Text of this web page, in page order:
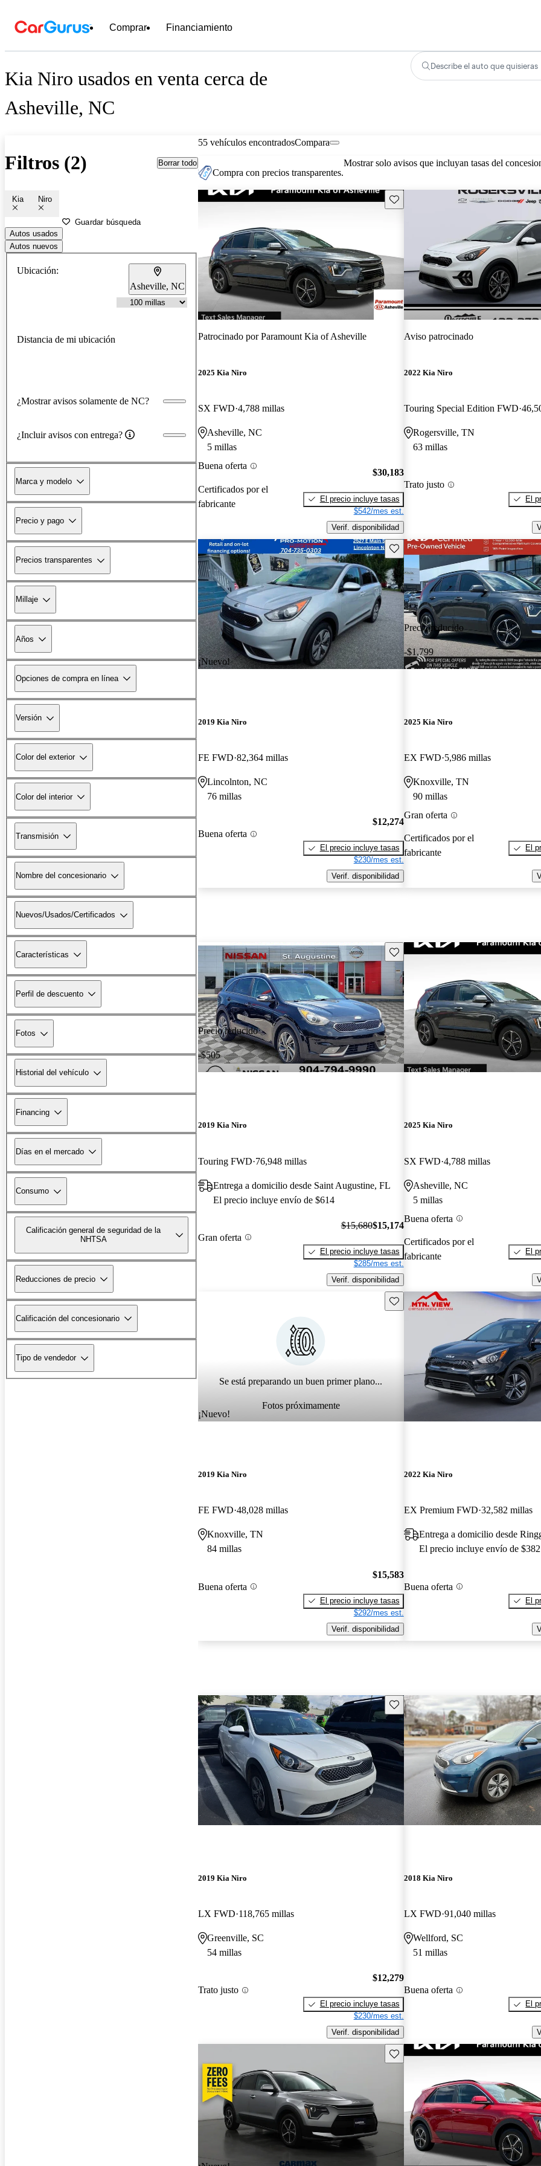
Comprar Financiamiento
Kia Niro usados en venta cerca de
Asheville, NC
Describe el auto que quisieras
Filtros (2) Borrar todo
Kia Niro
Guardar búsqueda
Autos usados
Autos nuevos
Ubicación:
Asheville, NC
Distancia de mi ubicación
¿Mostrar avisos solamente de NC?
¿Incluir avisos con entrega?
Marca y modelo
Precio y pago
Precios transparentes
Millaje
Años
Opciones de compra en línea
Versión
Color del exterior
Color del interior
Transmisión
Nombre del concesionario
Nuevos/Usados/Certificados
Características
Perfil de descuento
Fotos
Historial del vehículo
Financing
Días en el mercado
Consumo
Calificación general de seguridad de la
NHTSA
Reducciones de precio
Calificación del concesionario
Tipo de vendedor
55 vehículos encontradosCompara
Compra con precios transparentes.
Mostrar solo avisos que incluyan tasas del
Guarda este Aviso
Patrocinado porParamount Kia of Asheville
2025 Kia Niro
SX FWD 4,788 millas
Asheville, NC
5 millas
Buena oferta
Certificados por el
fabricante
$30,183
El precio incluye tasas
$542/mes est.
Verif. disponibilidad
Aviso patrocinado
2022 Kia Niro
Touring Special Edition FWD
Rogersville, TN
63 millas
Trato justo
El
¡Nuevo!
Guarda este Aviso
2019 Kia Niro
FE FWD 82,364 millas
Lincolnton, NC
76 millas
Buena oferta
$12,274
El precio incluye tasas
$230/mes est.
Verif. disponibilidad
Precio reducido
-$1,799
2025 Kia Niro
EX FWD 5,986 millas
Knoxville, TN
90 millas
Gran oferta
Certificados por el
fabricante
El
Precio reducido
-$505
Guarda este Aviso
2019 Kia Niro
Touring FWD 76,948 millas
Entrega a domicilio desde Saint Augustine, FL
El precio incluye envío de $614
Gran oferta
$15,680$15,174
El precio incluye tasas
$285/mes est.
Verif. disponibilidad
2025 Kia Niro
SX FWD 4,788 millas
Asheville, NC
5 millas
Buena oferta
Certificados por el
fabricante
El
Se está preparando un buen primer plano...
Fotos próximamente
¡Nuevo!
Guarda este Aviso
2019 Kia Niro
FE FWD 48,028 millas
Knoxville, TN
84 millas
Buena oferta
$15,583
El precio incluye tasas
$292/mes est.
Verif. disponibilidad
2022 Kia Niro
EX Premium FWD 32,582 millas
Entrega a domicilio desde
El precio incluye envío de $382
Buena oferta
El
Guarda este Aviso
2019 Kia Niro
LX FWD 118,765 millas
Greenville, SC
54 millas
Trato justo
$12,279
El precio incluye tasas
$230/mes est.
Verif. disponibilidad
2018 Kia Niro
LX FWD 91,040 millas
Wellford, SC
51 millas
Buena oferta
El
Guarda este Aviso